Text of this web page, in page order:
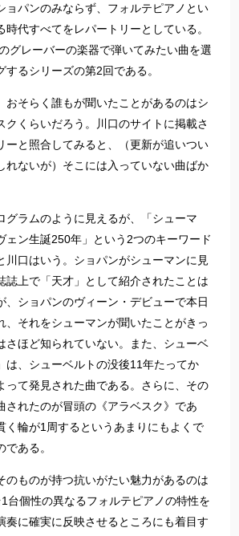
ョパンのみならず、フォルテピアノとい
時代すべてをレパートリーとしている。
グレーバーの楽器で弾いてみたい曲を選
するシリーズの第2回である。
おそらく誰もが聞いたことがあるのはシ
クくらいだろう。川口のサイトに掲載さ
ーと照合してみると、（更新が追いつい
れないが）そこには入っていない曲ばか
グラムのように見えるが、「シューマ
ェン生誕250年」という2つのキーワード
川口はいう。ショパンがシューマンに見
誌上で「天才」として紹介されたことは
、ショパンのヴィーン・デビューで本日
、それをシューマンが聞いたことがきっ
さほど知られていない。また、シューベ
は、シューベルトの没後11年たってか
って発見された曲である。さらに、その
されたのが冒頭の《アラベスク》であ
く輪が1周するというあまりにもよくで
ある。
のものが持つ抗いがたい魅力があるのは
台個性の異なるフォルテピアノの特性を
奏に確実に反映させるところにも着目す